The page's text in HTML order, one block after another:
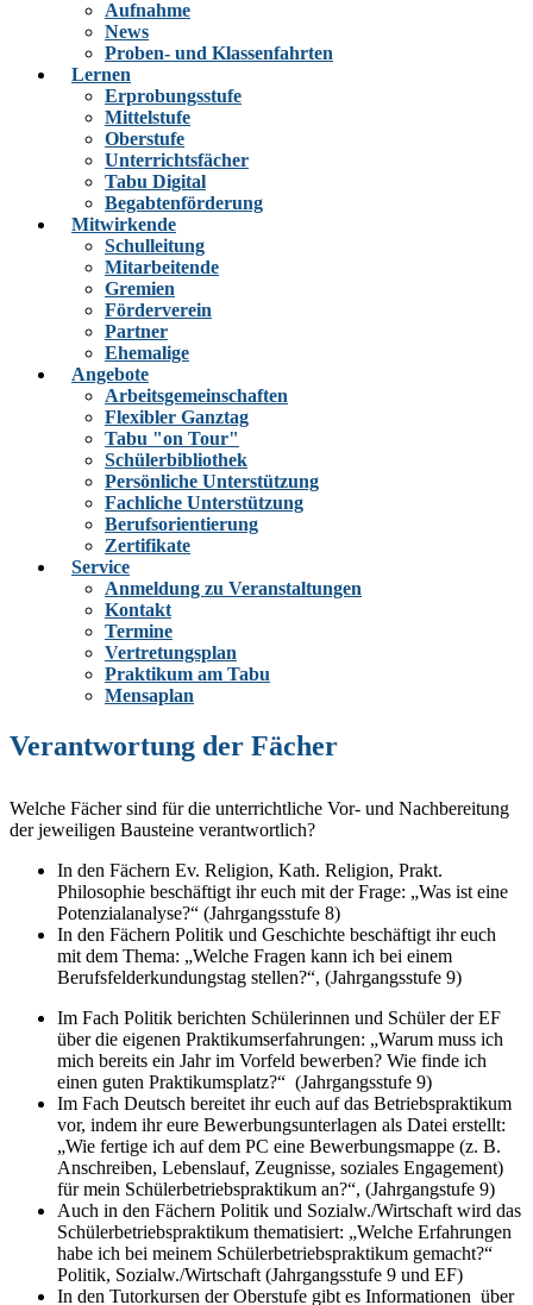
Aufnahme
News
Proben- und Klassenfahrten
Lernen
Erprobungsstufe
Mittelstufe
Oberstufe
Unterrichtsfächer
Tabu Digital
Begabtenförderung
Mitwirkende
Schulleitung
Mitarbeitende
Gremien
Förderverein
Partner
Ehemalige
Angebote
Arbeitsgemeinschaften
Flexibler Ganztag
Tabu "on Tour"
Schülerbibliothek
Persönliche Unterstützung
Fachliche Unterstützung
Berufsorientierung
Zertifikate
Service
Anmeldung zu Veranstaltungen
Kontakt
Termine
Vertretungsplan
Praktikum am Tabu
Mensaplan
Verantwortung der Fächer
Welche Fächer sind für die unterrichtliche Vor- und Nachbereitung
der jeweiligen Bausteine verantwortlich?
In den Fächern Ev. Religion, Kath. Religion, Prakt.
Philosophie beschäftigt ihr euch mit der Frage: „Was ist eine
Potenzialanalyse?“ (Jahrgangsstufe 8)
In den Fächern Politik und Geschichte beschäftigt ihr euch
mit dem Thema: „Welche Fragen kann ich bei einem
Berufsfelderkundungstag stellen?“, (Jahrgangsstufe 9)
Im Fach Politik berichten Schülerinnen und Schüler der EF
über die eigenen Praktikumserfahrungen: „Warum muss ich
mich bereits ein Jahr im Vorfeld bewerben? Wie finde ich
einen guten Praktikumsplatz?“ (Jahrgangsstufe 9)
Im Fach Deutsch bereitet ihr euch auf das Betriebspraktikum
vor, indem ihr eure Bewerbungsunterlagen als Datei erstellt:
„Wie fertige ich auf dem PC eine Bewerbungsmappe (z. B.
Anschreiben, Lebenslauf, Zeugnisse, soziales Engagement)
für mein Schülerbetriebspraktikum an?“, (Jahrgangstufe 9)
Auch in den Fächern Politik und Sozialw./Wirtschaft wird das
Schülerbetriebspraktikum thematisiert: „Welche Erfahrungen
habe ich bei meinem Schülerbetriebspraktikum gemacht?“
Politik, Sozialw./Wirtschaft (Jahrgangsstufe 9 und EF)
In den Tutorkursen der Oberstufe gibt es Informationen über